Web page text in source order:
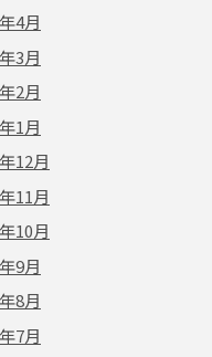
4月
3月
2月
1月
12月
11月
10月
9月
8月
7月